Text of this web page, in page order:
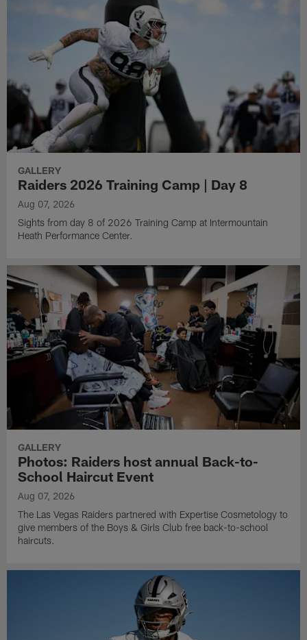
GALLERY
Raiders 2026 Training Camp | Day 8
Aug 07, 2026
Sights from day 8 of 2026 Training Camp at Intermountain
Heath Performance Center.
GALLERY
Photos: Raiders host annual Back-to-
School Haircut Event
Aug 07, 2026
The Las Vegas Raiders partnered with Expertise Cosmetology to
give members of the Boys & Girls Club free back-to-school
haircuts.